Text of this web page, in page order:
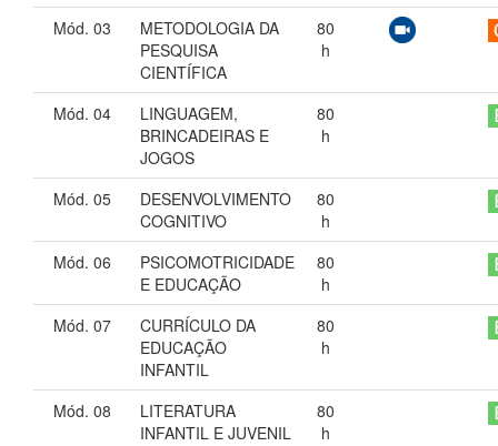
Mód. 03
METODOLOGIA DA
PESQUISA
CIENTÍFICA
80
h
Mód. 04
LINGUAGEM,
BRINCADEIRAS E
JOGOS
80
h
Mód. 05
DESENVOLVIMENTO
COGNITIVO
80
h
Mód. 06
PSICOMOTRICIDADE
E EDUCAÇÃO
80
h
Mód. 07
CURRÍCULO DA
EDUCAÇÃO
INFANTIL
80
h
Mód. 08
LITERATURA
INFANTIL E JUVENIL
80
h